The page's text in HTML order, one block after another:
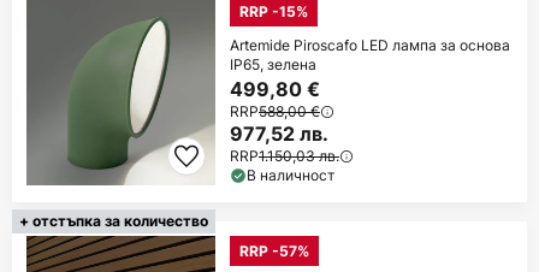
RRP -15%
Artemide Piroscafo LED лампа за основа
IP65, зелена
499,80 €
RRP588,00 €
977,52 лв.
RRP1.150,03 лв.
В наличност
+ отстъпка за количество
RRP -57%